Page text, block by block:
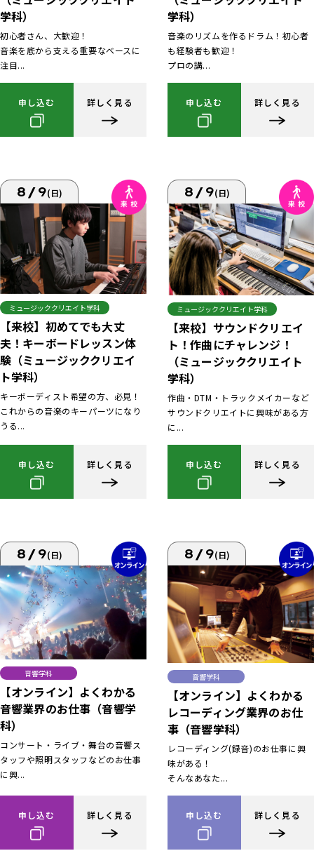
学科）
初心者さん、大歓迎！
音楽を底から支える重要なベースに
注目...
申し込む 詳しく見る
学科）
音楽のリズムを作るドラム！初心者
も経験者も歓迎！
プロの講...
申し込む 詳しく見る
8/9(日)
ミュージッククリエイト学科
【来校】初めてでも大丈
夫！キーボードレッスン体
験（ミュージッククリエイ
ト学科）
キーボーディスト希望の方、必見！
これからの音楽のキーパーツになり
うる...
申し込む 詳しく見る
8/9(日)
ミュージッククリエイト学科
【来校】サウンドクリエイ
ト！作曲にチャレンジ！
（ミュージッククリエイト
学科）
作曲・DTM・トラックメイカーなど
サウンドクリエイトに興味がある方
に...
申し込む 詳しく見る
8/9(日)
音響学科
【オンライン】よくわかる
音響業界のお仕事（音響学
科）
コンサート・ライブ・舞台の音響ス
タッフや照明スタッフなどのお仕事
に興...
申し込む 詳しく見る
8/9(日)
音響学科
【オンライン】よくわかる
レコーディング業界のお仕
事（音響学科）
レコーディング(録音)のお仕事に興
味がある！
そんなあなた...
申し込む 詳しく見る